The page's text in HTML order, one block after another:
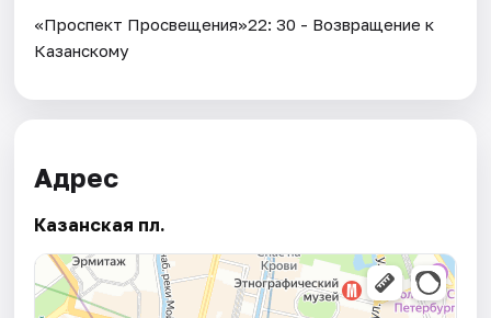
«Проспект Просвещения»22: 30 - Возвращение к
Казанскому
Адрес
Казанская пл.